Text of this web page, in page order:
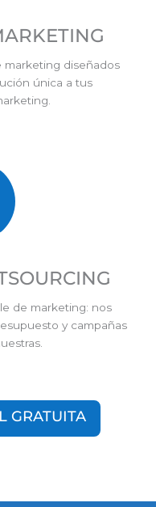
marketing diseñados
única a tus
de marketing: nos
y campañas
GRATUITA